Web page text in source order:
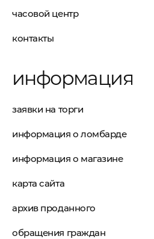
часовой центр
контакты
информация
заявки на торги
информация о ломбарде
информация о магазине
карта сайта
архив проданного
обращения граждан